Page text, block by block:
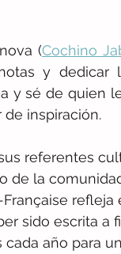
(Cochino
y
y sé de quien
de inspiración.
referentes
de la
sido escrita a
año para